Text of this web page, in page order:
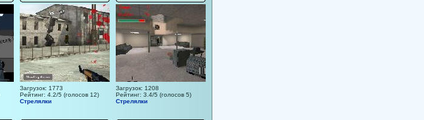
Загрузок: 1773
Рейтинг: 4.2/5 (голосов 12)
Стрелялки
Загрузок: 1208
Рейтинг: 3.4/5 (голосов 5)
Стрелялки